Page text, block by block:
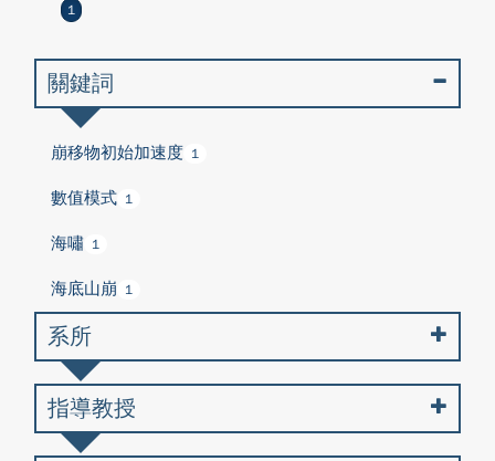
1
關鍵詞
崩移物初始加速度 1
數值模式 1
海嘯 1
海底山崩 1
系所
指導教授